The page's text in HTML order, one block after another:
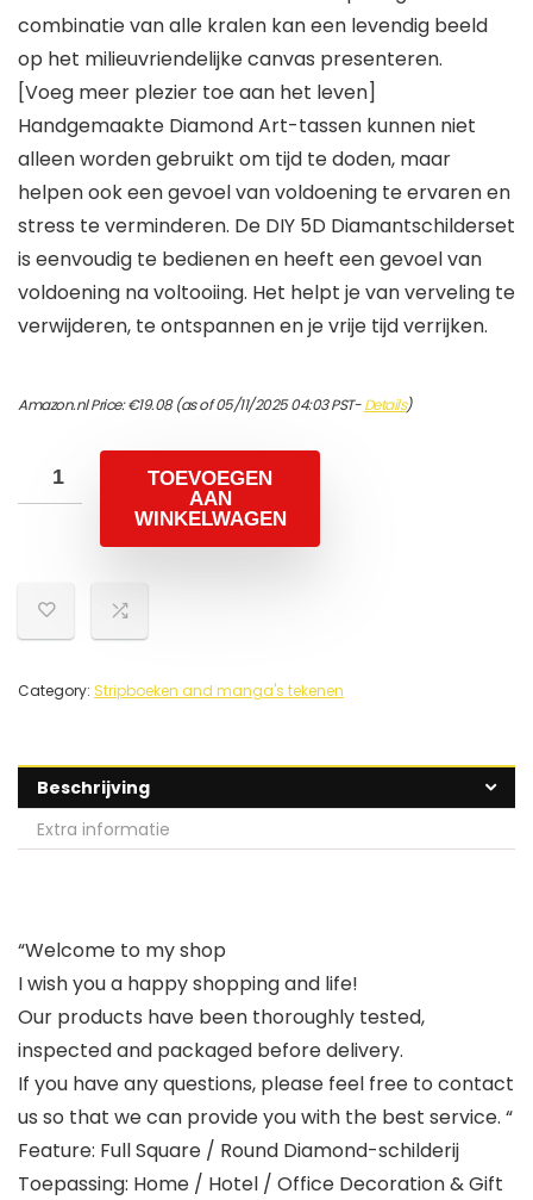
combinatie van alle kralen kan een levendig beeld
op het milieuvriendelijke canvas presenteren.
[Voeg meer plezier toe aan het leven]
Handgemaakte Diamond Art-tassen kunnen niet
alleen worden gebruikt om tijd te doden, maar
helpen ook een gevoel van voldoening te ervaren en
stress te verminderen. De DIY 5D Diamantschilderset
is eenvoudig te bedienen en heeft een gevoel van
voldoening na voltooiing. Het helpt je van verveling te
verwijderen, te ontspannen en je vrije tijd verrijken.
Amazon.nl Price:€19.08(as of 05/11/2025 04:03 PST-Details)
TOEVOEGEN
AAN
WINKELWAGEN
Category: Stripboeken and manga's tekenen
Beschrijving
Extra informatie
“Welcome to my shop
I wish you a happy shopping and life!
Our products have been thoroughly tested,
inspected and packaged before delivery.
If you have any questions, please feel free to contact
us so that we can provide you with the best service. “
Feature: Full Square / Round Diamond-schilderij
Toepassing: Home / Hotel / Office Decoration & Gift